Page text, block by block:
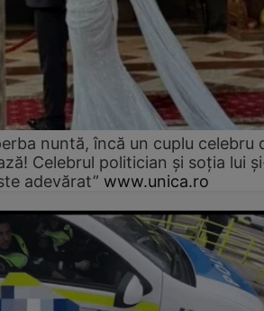
nuntă, încă un cuplu celebru
Celebrul politician și soția lui
adevărat” www.unica.ro